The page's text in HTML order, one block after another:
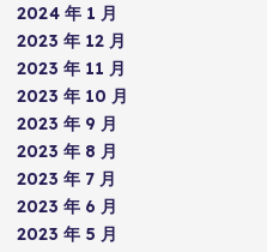
2024 年 1 月
2023 年 12 月
2023 年 11 月
2023 年 10 月
2023 年 9 月
2023 年 8 月
2023 年 7 月
2023 年 6 月
2023 年 5 月